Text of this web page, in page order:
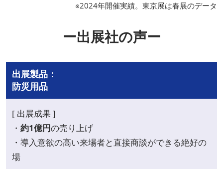
※2024年開催実績。東京展は春展のデータ
ー出展社の声ー
出展製品：
防災用品
[ 出展成果 ]
・ 約1億円の売り上げ
・導入意欲の高い来場者と直接商談ができる絶好の
場